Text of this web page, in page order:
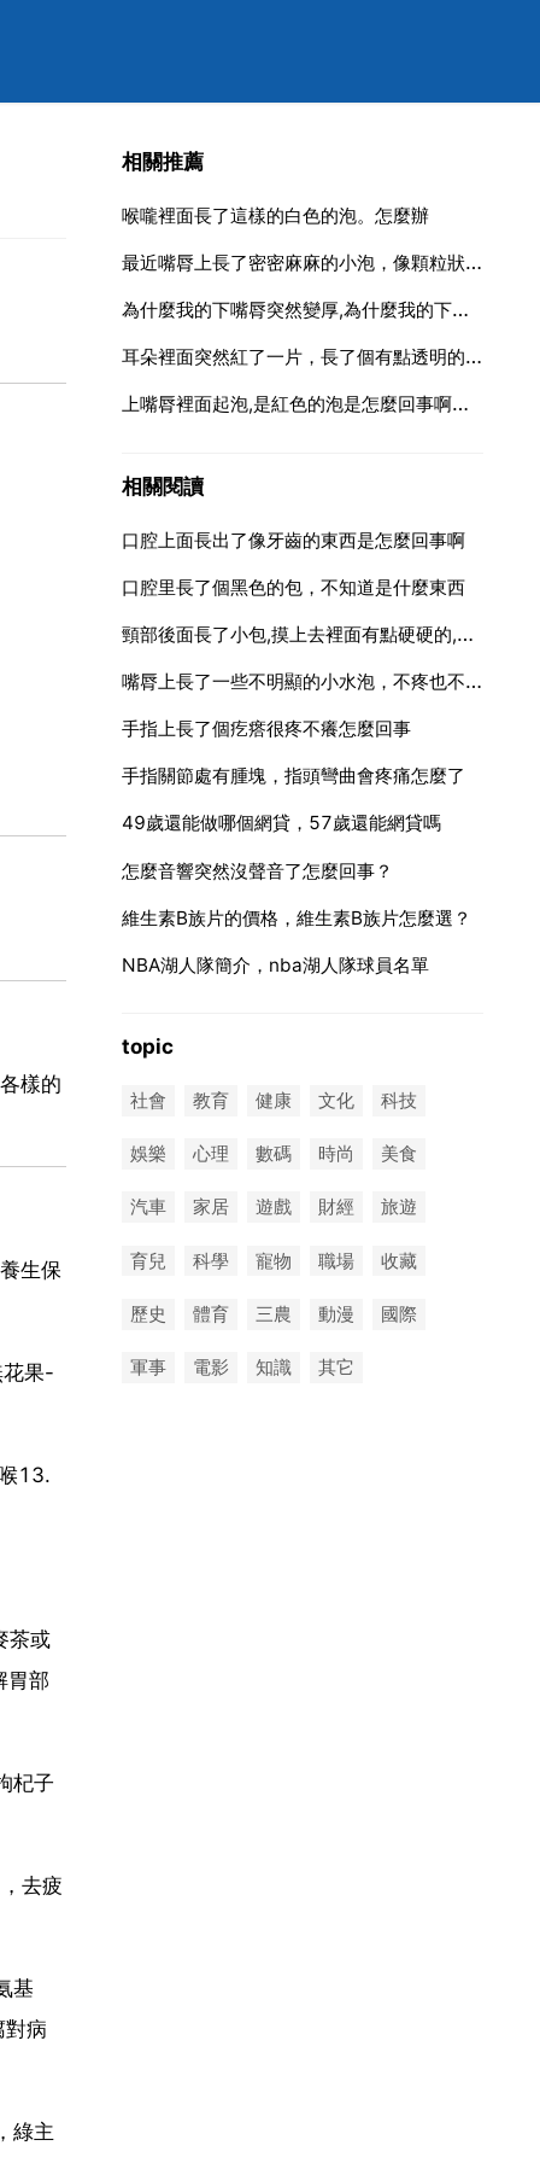
樣的
生保
果-
13.
茶或
胃部
杞子
去疲
基
對病
綠主
相關推薦
喉嚨裡面長了這樣的白色的泡。怎麼辦
最近嘴脣上長了密密麻麻的小泡，像顆粒狀的，很小，似乎不是水泡
為什麼我的下嘴脣突然變厚,為什麼我的下嘴脣越來越厚呢？
耳朵裡面突然紅了一片，長了個有點透明的疙瘩，很疼，這是怎麼回
上嘴脣裡面起泡,是紅色的泡是怎麼回事啊該怎麼辦啊
相關閱讀
口腔上面長出了像牙齒的東西是怎麼回事啊
口腔里長了個黑色的包，不知道是什麼東西
頸部後面長了小包,摸上去裡面有點硬硬的,不痛不癢,外面皮
嘴脣上長了一些不明顯的小水泡，不疼也不癢，這是什麼水泡
手指上長了個疙瘩很疼不癢怎麼回事
手指關節處有腫塊，指頭彎曲會疼痛怎麼了
49歲還能做哪個網貸，57歲還能網貸嗎
怎麼音響突然沒聲音了怎麼回事？
維生素B族片的價格，維生素B族片怎麼選？
NBA湖人隊簡介，nba湖人隊球員名單
topic
社會 教育 健康 文化 科技
娛樂 心理 數碼 時尚 美食
汽車 家居 遊戲 財經 旅遊
育兒 科學 寵物 職場 收藏
歷史 體育 三農 動漫 國際
軍事 電影 知識 其它